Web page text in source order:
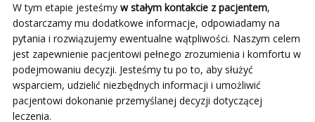
W tym etapie jesteśmy w stałym kontakcie z pacjentem,
dostarczamy mu dodatkowe informacje, odpowiadamy na
pytania i rozwiązujemy ewentualne wątpliwości. Naszym celem
jest zapewnienie pacjentowi pełnego zrozumienia i komfortu w
podejmowaniu decyzji. Jesteśmy tu po to, aby służyć
wsparciem, udzielić niezbędnych informacji i umożliwić
pacjentowi dokonanie przemyślanej decyzji dotyczącej
leczenia.